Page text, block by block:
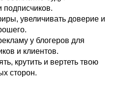
подписчиков.
увеличивать доверие и
у блогеров для
и клиентов.
крутить и вертеть твою
сторон.